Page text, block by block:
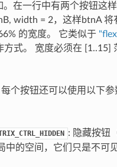
。在一行中有两个按钮这
width = 2，这样btnA 将
的宽度。 它类似于
方式。 宽度必须在 [1..15]
个按钮还可以使用以下参
: 隐藏按钮
中的空间，它们只是不可